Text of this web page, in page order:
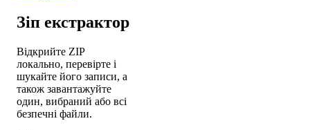
Зіп екстрактор
Відкрийте ZIP
локально, перевірте і
шукайте його записи, а
також завантажуйте
один, вибраний або всі
безпечні файли.